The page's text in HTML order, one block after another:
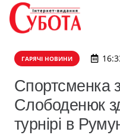
ГАРЯЧІ НОВИНИ
Спортсменка
Слободенюк
турнірі в